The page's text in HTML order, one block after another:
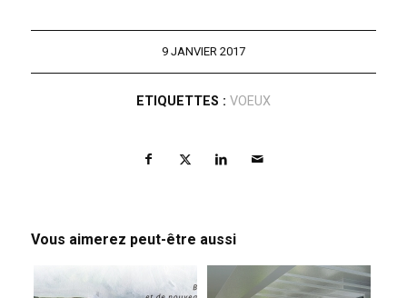
9 JANVIER 2017
ETIQUETTES : VOEUX
Vous aimerez peut-être aussi